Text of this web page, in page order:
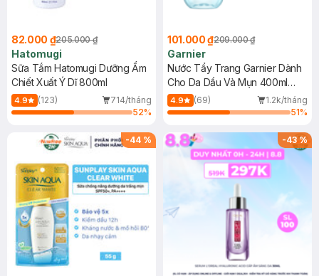
82.000 ₫205.000 ₫
Hatomugi
Sữa Tắm Hatomugi Dưỡng Ẩm
Chiết Xuất Ý Dĩ 800ml
4.9 (123)
714/tháng
52%
101.000 ₫209.000 ₫
Garnier
Nước Tẩy Trang Garnier Dành
Cho Da Dầu Và Mụn 400ml
(Mới)
4.9 (69)
1.2k/tháng
51%
-44 % -43%